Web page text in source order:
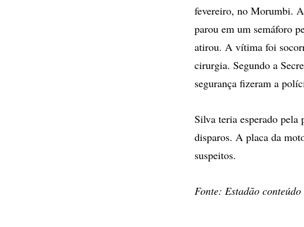
fevereiro, no Morumbi.
parou em um semáforo
atirou. A vítima foi
cirurgia. Segundo a
segurança fizeram a
Silva teria esperado pela
disparos. A placa da
suspeitos.
Fonte: Estadão conteúdo